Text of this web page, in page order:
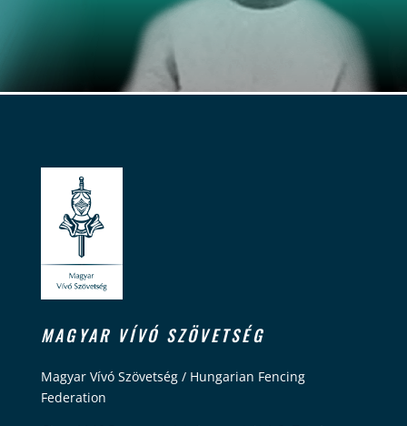
MAGYAR VÍVÓ SZÖVETSÉG
Magyar Vívó Szövetség / Hungarian Fencing
Federation